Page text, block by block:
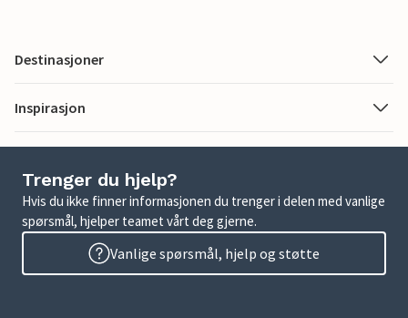
Destinasjoner
Inspirasjon
Trenger du hjelp?
Hvis du ikke finner informasjonen du trenger i delen med vanlige
spørsmål, hjelper teamet vårt deg gjerne.
Vanlige spørsmål, hjelp og støtte